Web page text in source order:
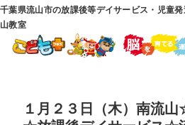
千葉県流山市の放課後等デイサービス・児童
山教室
１月２３日（木）南流